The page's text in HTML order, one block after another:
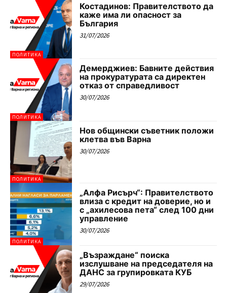
ПОЛИТИКА
Костадинов: Правителството да
каже има ли опасност за
България
31/07/2026
ПОЛИТИКА
Демерджиев: Бавните действия
на прокуратурата са директен
отказ от справедливост
30/07/2026
ПОЛИТИКА
Нов общински съветник положи
клетва във Варна
30/07/2026
ПОЛИТИКА
„Алфа Рисърч“: Правителството
влиза с кредит на доверие, но и
с „ахилесова пета“ след 100 дни
управление
30/07/2026
„Възраждане“ поиска
изслушване на председателя на
ДАНС за групировката КУБ
29/07/2026